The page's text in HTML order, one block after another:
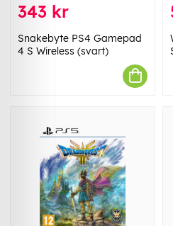
343 kr
Snakebyte PS4 Gamepad
4 S Wireless (svart)